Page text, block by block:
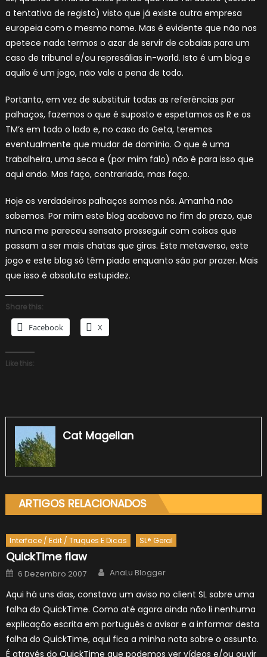
a tentativa de registo) visto que já existe outra empresa
europeia com o mesmo nome. Mas é evidente que não nos
apetece nada termos o azar de servir de cobaias para um
caso de tribunal e/ou represálias in-world. Isto é um blog e
aquilo é um jogo, não vale a pena de todo.
Portanto, em vez de substituir todas as referências por
palhaços, fazemos o que é suposto e espetamos os R e os
TM’s em todo o lado e, no caso do Geta, teremos
eventualmente que mudar de domínio. O que é uma
trabalheira, uma seca e (por mim falo) não é para isso que
aqui ando. Mas faço, contrariada, mas faço.
Hoje os verdadeiros palhaços somos nós. Amanhã não
sabemos. Por mim este blog acabava no fim do prazo, que
nunca me pareceu sensato prosseguir com coisas que
passam a ser mais chatas que giras. Este metaverso, este
jogo e este blog só têm piada enquanto são por prazer. Mais
que isso é absoluta estupidez.
Share this:
Facebook X
Like this:
Cat Magellan
ARTIGOS RELACIONADOS
Interface / Edit / Truques E Dicas SL® Geral
QuickTime flaw
Posted
on
6 Dezembro 2007 Author
AnaLu Blogger
Aqui há uns dias, constava um aviso no client SL sobre uma
falha do QuickTime. Como até agora ainda não li nenhuma
explicação escrita em português a avisar e a informar desta
falha do QuickTime, aqui fica a minha nota sobre o assunto.
É através do QuickTime que podemos ver vídeos e/ou ouvir